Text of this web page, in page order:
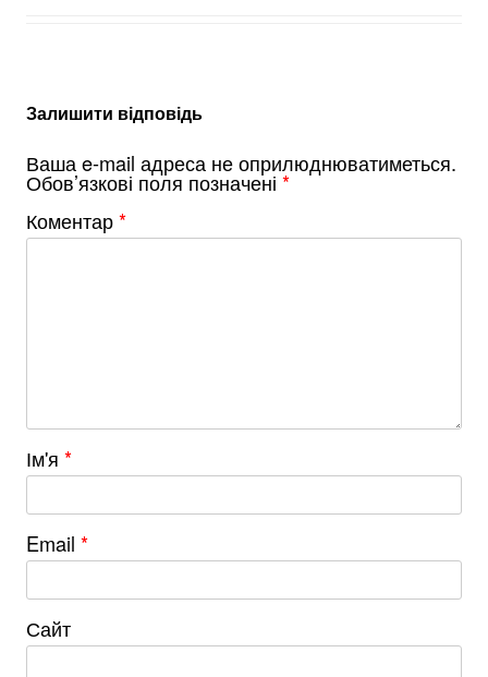
Залишити відповідь
Ваша e-mail адреса не оприлюднюватиметься.
Обов’язкові поля позначені *
Коментар*
Ім'я *
Email *
Сайт